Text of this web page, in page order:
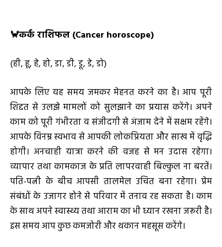
🦀कर्क राशिफल (Cancer horoscope)
(ही, हू, हे, हो, डा, डी, डू, डे, डो)
आपके लिए यह समय जमकर मेहनत करने का है। आप पूरी
शिद्दत से उलझे मामलों को सुलझाने का प्रयास करेंगे। अपने
काम को पूरी गंभीरता व संजीदगी से अंजाम देने में सक्षम रहेंगे।
आपके विनम्र स्वभाव से आपकी लोकप्रियता और साख में वृद्धि
होगी। अनचाही यात्रा करने की वजह से मन उदास रहेगा।
व्यापार तथा कामकाज के प्रति लापरवाही बिल्कुल ना बरतें।
पति-पत्नी के बीच आपसी तालमेल उचित बना रहेगा। प्रेम
संबंधों के उजागर होने से परिवार में तनाव रह सकता है। काम
के साथ अपने स्वास्थ्य तथा आराम का भी ध्यान रखना जरूरी है।
इस समय आप कुछ कमजोरी और थकान महसूस करेंगे।